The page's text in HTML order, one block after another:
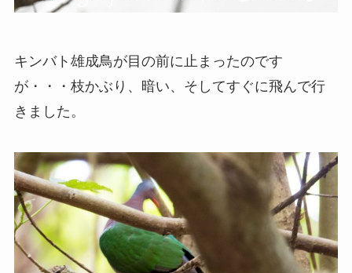
キンバト雄成鳥が目の前に止まったのです
が・・・枝かぶり、暗い、そしてすぐに飛んで行
きました。